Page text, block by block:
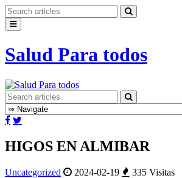
Salud Para todos
HIGOS EN ALMIBAR
Uncategorized 2024-02-19 335 Visitas